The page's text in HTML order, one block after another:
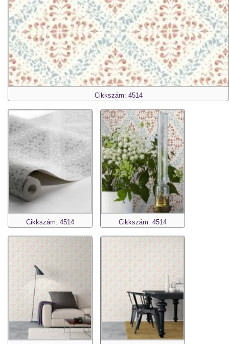
Cikkszám: 4514
Cikkszám: 4514 Cikkszám: 4514